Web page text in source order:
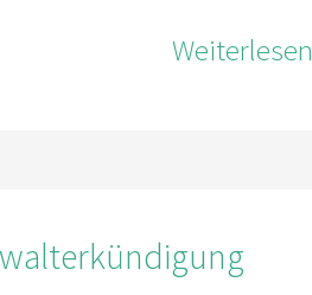
Weiterlesen